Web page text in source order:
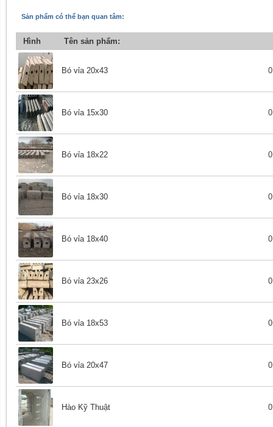
Sản phẩm có thể bạn quan tâm:
Hình Tên sản phẩm:
Bó vỉa 20x43
Bó vỉa 15x30
Bó vỉa 18x22
Bó vỉa 18x30
Bó vỉa 18x40
Bó vỉa 23x26
Bó vỉa 18x53
Bó vỉa 20x47
Hào Kỹ Thuật